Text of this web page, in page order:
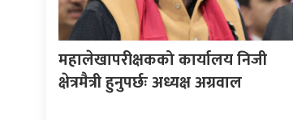
महालेखापरीक्षकको कार्यालय निजी
क्षेत्रमैत्री हुनुपर्छः अध्यक्ष अग्रवाल